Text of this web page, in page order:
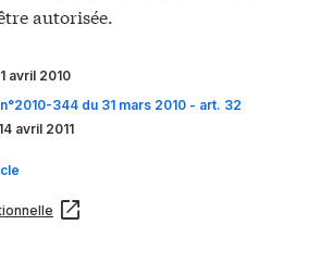
autorisée.
avril 2010
344 du 31 mars 2010 - art. 32
avril 2011